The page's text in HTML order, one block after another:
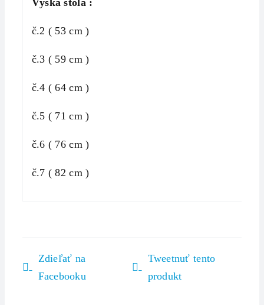
č.2 ( 53 cm )
č.3 ( 59 cm )
č.4 ( 64 cm )
č.5 ( 71 cm )
č.6 ( 76 cm )
č.7 ( 82 cm )
Zdieľať na
Facebooku
Tweetnuť tento
produkt